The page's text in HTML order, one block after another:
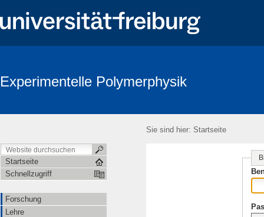
Experimentelle Polymerphysik
Sie sind hier: Startseite
Startseite
Schnellzugriff
Forschung
Lehre